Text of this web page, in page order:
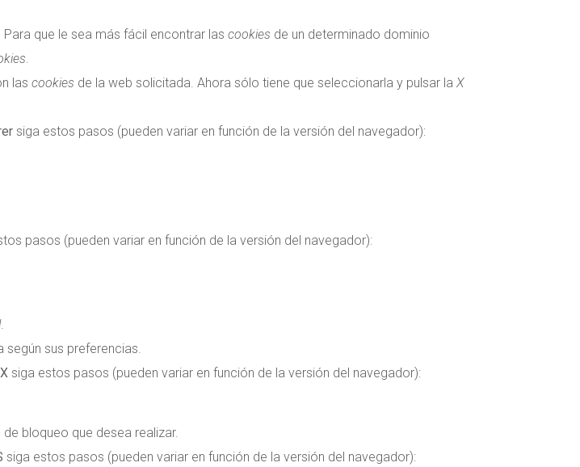
que le sea más fácil encontrar las cookies de un determinado dominio
.
las cookies de la web solicitada. Ahora sólo tiene que seleccionarla y pulsar la X
siga estos pasos (pueden variar en función de la versión del navegador):
pasos (pueden variar en función de la versión del navegador):
.
según sus preferencias.
siga estos pasos (pueden variar en función de la versión del navegador):
bloqueo que desea realizar.
siga estos pasos (pueden variar en función de la versión del navegador):